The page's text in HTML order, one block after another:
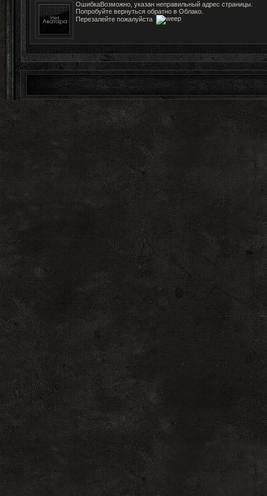
ОшибкаВозможно, указан неправильный адрес страницы.
Попробуйте вернуться обратно в Облако.
Перезалейте пожалуйста